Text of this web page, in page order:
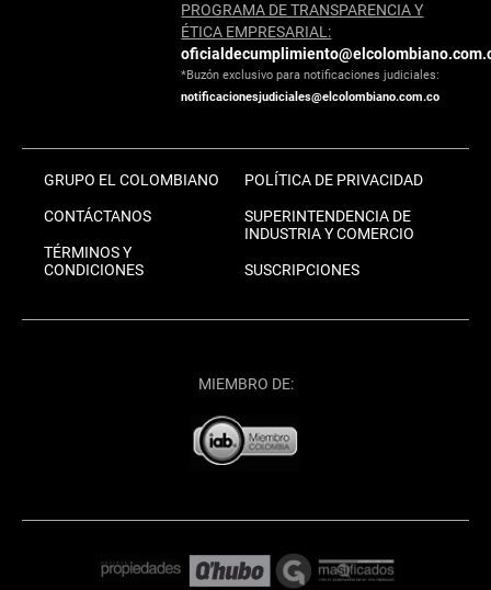
PROGRAMA DE TRANSPARENCIA Y
ÉTICA EMPRESARIAL:
*Buzón exclusivo para notificaciones judiciales:
notificacionesjudiciales@elcolombiano.com.co
GRUPO EL COLOMBIANO
CONTÁCTANOS
TÉRMINOS Y
CONDICIONES
POLÍTICA DE PRIVACIDAD
SUPERINTENDENCIA DE
INDUSTRIA Y COMERCIO
SUSCRIPCIONES
MIEMBRO DE: